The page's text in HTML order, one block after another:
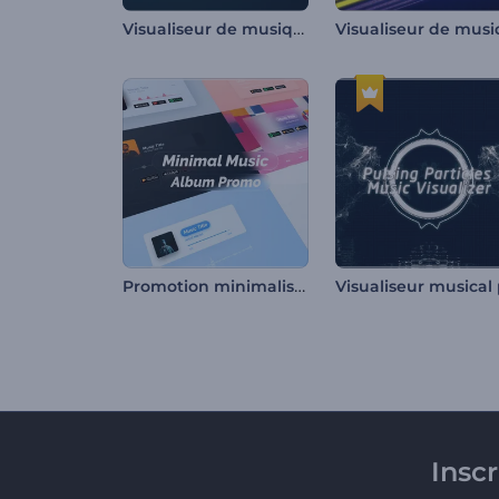
Visualiseur de musique beats rhytmiques
Promotion minimaliste d'un album musical